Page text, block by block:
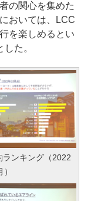
の関心を集めた
おいては、LCC
を楽しめるとい
た。
ランキング（2022